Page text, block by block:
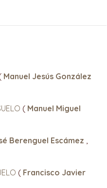
Manuel Jesús González
( Manuel Miguel
Berenguel Escámez
( Francisco Javier